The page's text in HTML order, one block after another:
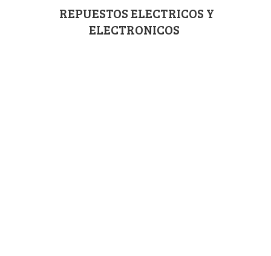
REPUESTOS ELECTRICOS Y
ELECTRONICOS